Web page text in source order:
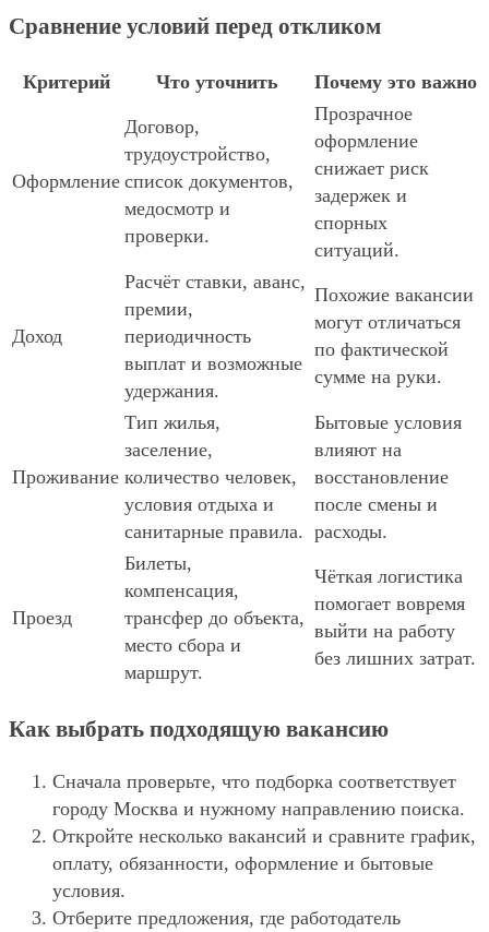
Сравнение условий перед откликом
Критерий Что уточнить Почему это важно
Оформление
Договор,
трудоустройство,
список документов,
медосмотр и
проверки.
Прозрачное
оформление
снижает риск
задержек и
спорных
ситуаций.
Доход
Расчёт ставки, аванс,
премии,
периодичность
выплат и возможные
удержания.
Похожие вакансии
могут отличаться
по фактической
сумме на руки.
Проживание
Тип жилья,
заселение,
количество человек,
условия отдыха и
санитарные правила.
Бытовые условия
влияют на
восстановление
после смены и
расходы.
Проезд
Билеты,
компенсация,
трансфер до объекта,
место сбора и
маршрут.
Чёткая логистика
помогает вовремя
выйти на работу
без лишних затрат.
Как выбрать подходящую вакансию
Сначала проверьте, что подборка соответствует
городу Москва и нужному направлению поиска.
Откройте несколько вакансий и сравните график,
оплату, обязанности, оформление и бытовые
условия.
Отберите предложения, где работодатель